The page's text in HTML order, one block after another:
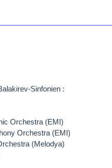
Sinfonien :
Orchestra (EMI)
Orchestra (EMI)
(Melodya)